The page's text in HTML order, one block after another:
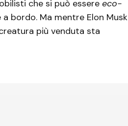
che si può essere eco-
bordo. Ma mentre Elon Musk
più venduta sta